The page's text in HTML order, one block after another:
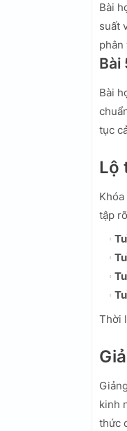
Bài
suất
phân
Bài
Bài
tục
Lộ
tập
Thời
kinh
thức